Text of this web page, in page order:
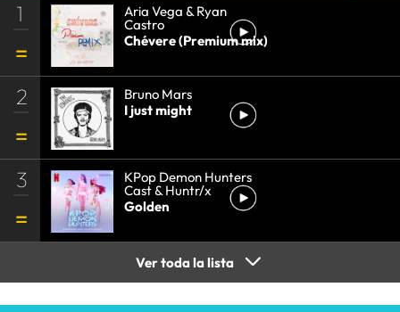
1 Aria Vega & Ryan
Castro
Chévere (Premium mix)
2
Bruno Mars
I just might
3 KPop Demon Hunters
Cast & Huntr/x
Golden
Ver toda la lista